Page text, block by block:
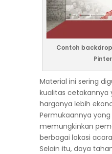
Contoh
Material ini sering
kualitas cetakannya
harganya lebih
Permukaannya yang
memungkinkan
berbagai lokasi
Selain itu, daya